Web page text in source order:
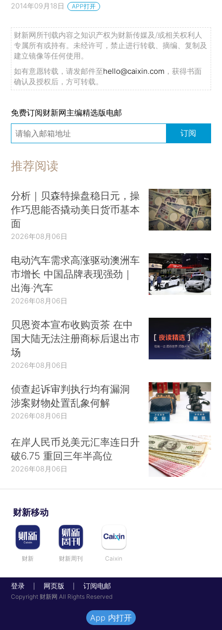
2014年09月18日 APP打开
财新网所刊载内容之知识产权为财新传媒及/或相关权利人
专属所有或持有。未经许可，禁止进行转载、摘编、复制及
建立镜像等任何使用。
如有意愿转载，请发邮件至hello@caixin.com ，获得书面
确认及授权后，方可转载。
免费订阅财新网主编精选版电邮
订阅
推荐阅读
分析｜贝森特操盘稳日元，操
作巧思能否撬动美日货币基本
面
2026年08月06日
电动汽车需求高涨驱动澳洲车
市增长 中国品牌表现强劲｜
出海·汽车
2026年08月06日
贝恩资本宣布收购贡茶 在中
国大陆无法注册商标后退出市
场
2026年08月06日
侦查起诉审判执行均有漏洞
涉案财物处置乱象何解
2026年08月06日
在岸人民币兑美元汇率连日升
破6.75 重回三年半高位
2026年08月06日
财新移动
财新 财新周刊 Caixin
登录 网页版 订阅电邮
Copyright 财新网 All Rights Reserved
App 内打开